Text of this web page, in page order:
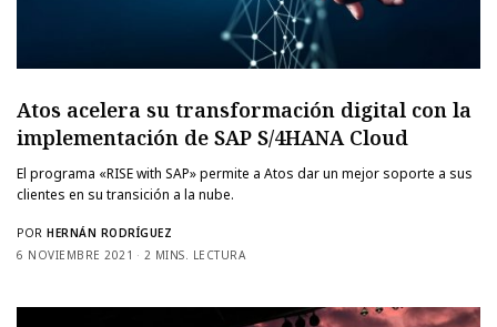
Atos acelera su transformación digital con la
implementación de SAP S/4HANA Cloud
El programa «RISE with SAP» permite a Atos dar un mejor soporte a sus
clientes en su transición a la nube.
POR HERNÁN RODRÍGUEZ
6 NOVIEMBRE 2021
2 MINS. LECTURA